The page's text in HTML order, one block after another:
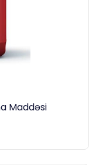
Maddəsi